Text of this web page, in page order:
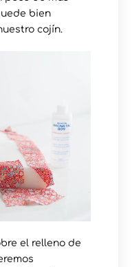
bien
cojín.
el relleno de